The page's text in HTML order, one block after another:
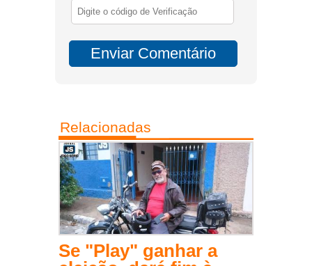
Relacionadas
Se "Play" ganhar a